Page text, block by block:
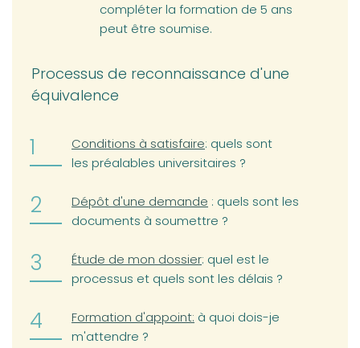
compléter la formation de 5 ans
peut être soumise.
Processus de reconnaissance d'une
équivalence
Conditions à satisfaire: quels sont
les préalables universitaires ?
Dépôt d'une demande : quels sont les
documents à soumettre ?
Étude de mon dossier: quel est le
processus et quels sont les délais ?
Formation d'appoint: à quoi dois-je
m'attendre ?